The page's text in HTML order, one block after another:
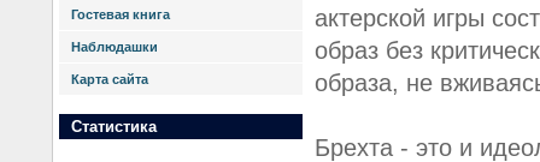
Гостевая книга
Наблюдашки
Карта сайта
Статистика
актерской игры
образ без
образа, не
Брехта - это и